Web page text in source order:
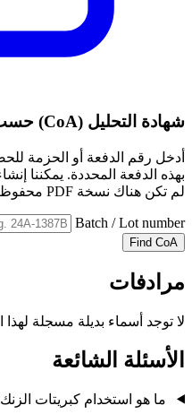
شهادة التحليل (CoA) حسب الدفعة
أدخل رقم الدفعة أو الحزمة
بهذه الدفعة المحددة. يمكننا
لم تكن هناك نسخة PDF محفوظة.
Batch / Lot number
Find CoA
مرادفات
لا توجد أسماء بديلة مسجلة لهذا
الأسئلة الشائعة
ما هو استخدام كبريتات